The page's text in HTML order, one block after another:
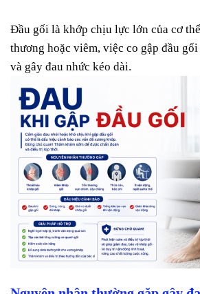
Đầu gối là khớp chịu lực lớn của cơ
thương hoặc viêm, việc co gập đầu
và gây đau nhức kéo dài.